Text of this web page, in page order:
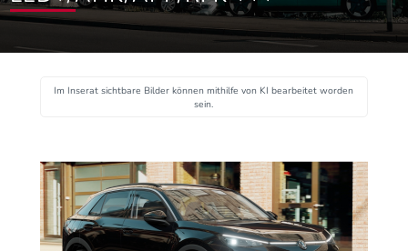
Im Inserat sichtbare Bilder können mithilfe von KI bearbeitet worden
sein.